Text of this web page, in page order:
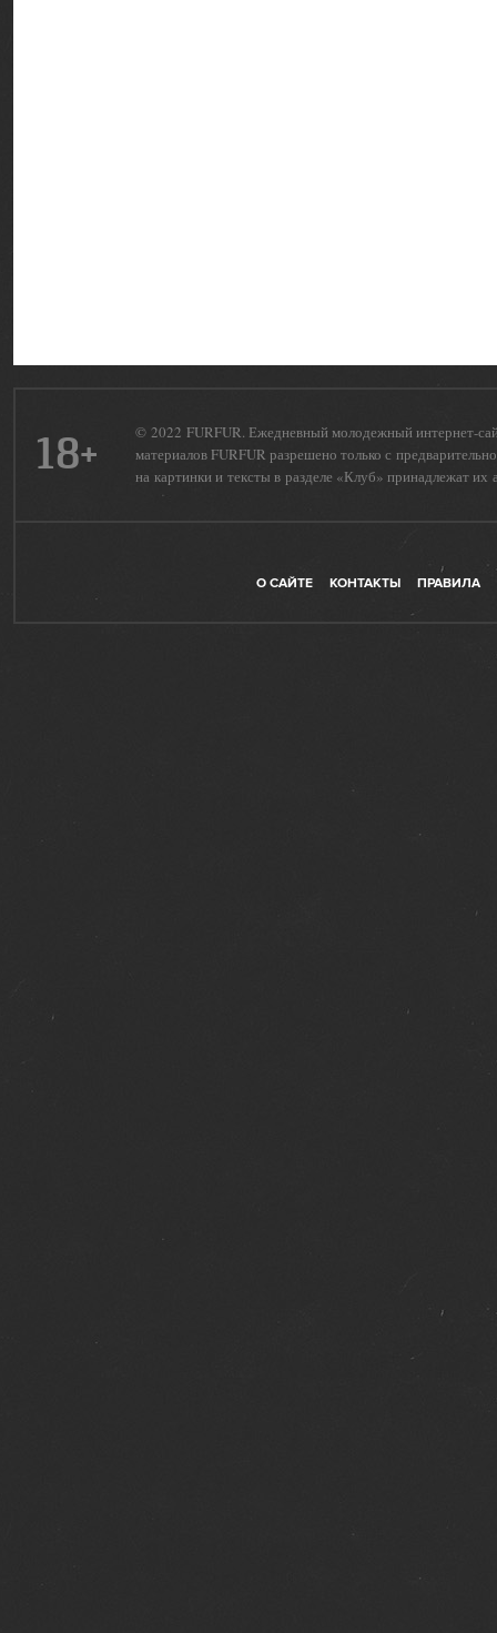
18+
© 2022 FURFUR. Ежедневный молодежный интернет-
материалов FURFUR разрешено только с
на картинки и тексты в разделе «Клуб» принадлежат их
О САЙТЕ КОНТАКТЫ ПРАВИЛА